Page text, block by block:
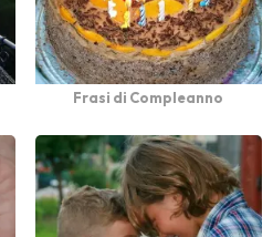
Frasi di Compleanno